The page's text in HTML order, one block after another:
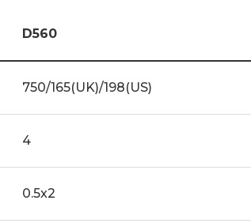
D560
750/165(UK)/198(US)
4
0.5x2